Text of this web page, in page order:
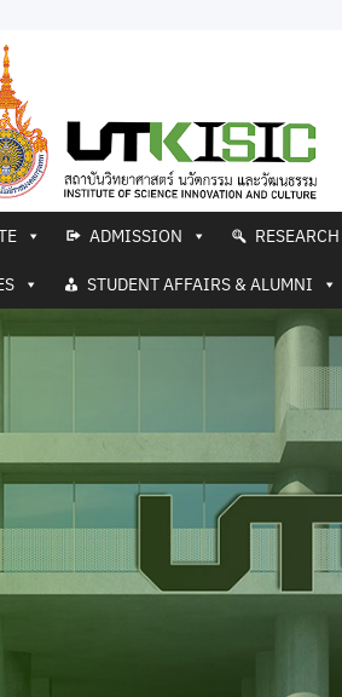
ADMISSION RESEARCH
STUDENT AFFAIRS & ALUMNI